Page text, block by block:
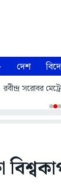
দেশ
রবীন্দ্র সরোবর